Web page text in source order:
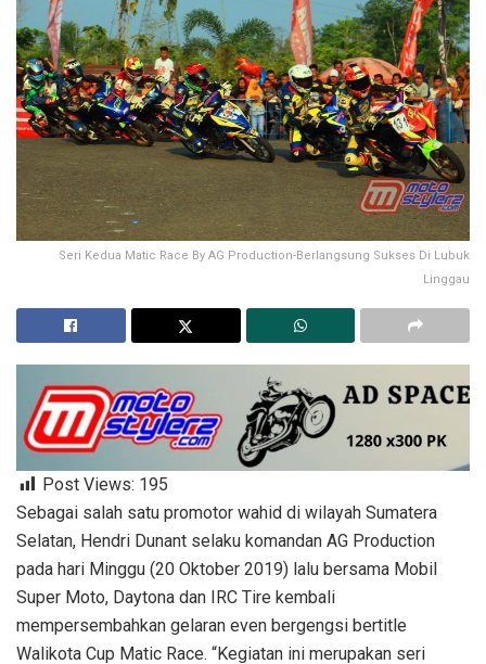
Seri Kedua Matic Race By AG Production-Berlangsung Sukses Di Lubuk
Linggau
Post Views: 195
Sebagai salah satu promotor wahid di wilayah Sumatera
Selatan, Hendri Dunant selaku komandan AG Production
pada hari Minggu (20 Oktober 2019) lalu bersama Mobil
Super Moto, Daytona dan IRC Tire kembali
mempersembahkan gelaran even bergengsi bertitle
Walikota Cup Matic Race. “Kegiatan ini merupakan seri